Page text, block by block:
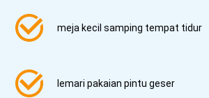
meja kecil samping tempat tidur
lemari pakaian pintu geser